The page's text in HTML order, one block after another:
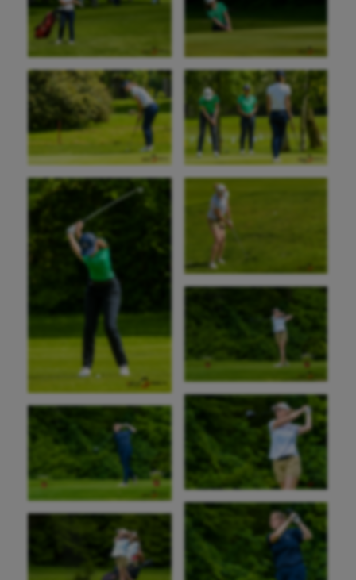
Aéronautique
Athlétisme
Auto
Aviron
Balle à la main
Ballon au poing
Baseball
Billard